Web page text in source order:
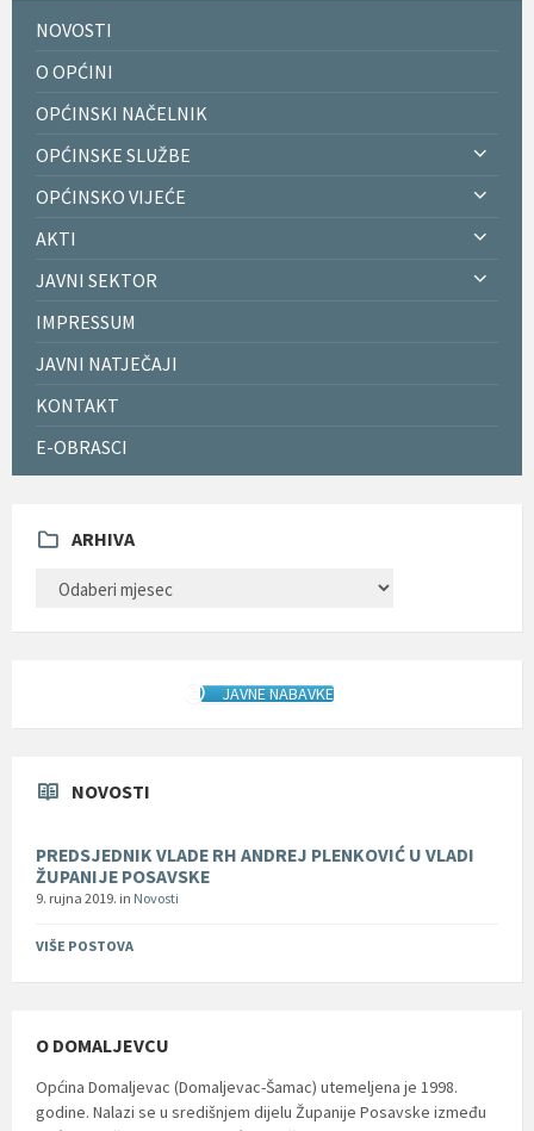
NOVOSTI
O OPĆINI
OPĆINSKI NAČELNIK
OPĆINSKE SLUŽBE
OPĆINSKO VIJEĆE
AKTI
JAVNI SEKTOR
IMPRESSUM
JAVNI NATJEČAJI
KONTAKT
E-OBRASCI
ARHIVA
JAVNE NABAVKE
NOVOSTI
PREDSJEDNIK VLADE RH ANDREJ PLENKOVIĆ U VLADI
ŽUPANIJE POSAVSKE
9. rujna 2019. in Novosti
VIŠE POSTOVA
O DOMALJEVCU
Općina Domaljevac (Domaljevac-Šamac) utemeljena je 1998.
godine. Nalazi se u središnjem dijelu Županije Posavske između